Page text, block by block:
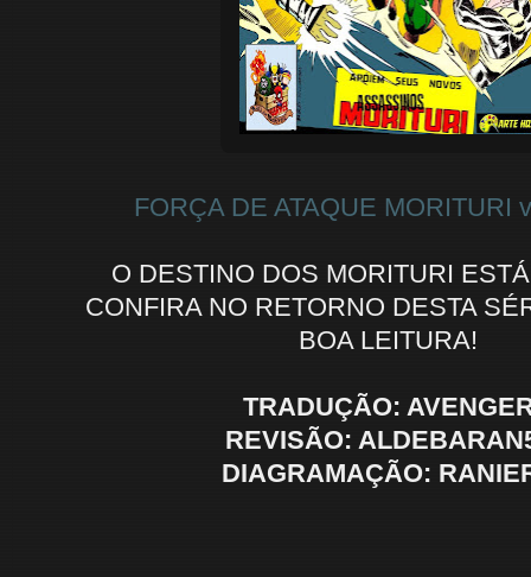
FORÇA DE ATAQUE MORITURI
O DESTINO DOS MORITURI
CONFIRA NO RETORNO DESTA
BOA LEITURA!
TRADUÇÃO:
REVISÃO:
DIAGRAMAÇÃO: